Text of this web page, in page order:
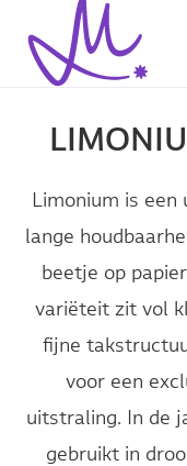
Overslaan
naar
inhoud
Limonium is
lange
beetje op
variëteit zit vol
fijne
voor een
uitstraling. In de
gebruikt in